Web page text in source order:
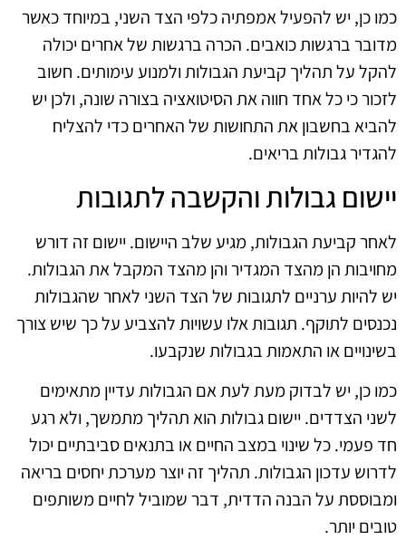
כמו כן, יש להפעיל אמפתיה כלפי הצד השני, במיוחד כאשר
מדובר ברגשות כואבים. הכרה ברגשות של אחרים יכולה
להקל על תהליך קביעת הגבולות ולמנוע עימותים. חשוב
לזכור כי כל אחד חווה את הסיטואציה בצורה שונה, ולכן יש
להביא בחשבון את התחושות של האחרים כדי להצליח
להגדיר גבולות בריאים.
יישום גבולות והקשבה לתגובות
לאחר קביעת הגבולות, מגיע שלב היישום. יישום זה דורש
מחויבות הן מהצד המגדיר והן מהצד המקבל את הגבולות.
יש להיות ערניים לתגובות של הצד השני לאחר שהגבולות
נכנסים לתוקף. תגובות אלו עשויות להצביע על כך שיש צורך
בשינויים או התאמות בגבולות שנקבעו.
כמו כן, יש לבדוק מעת לעת אם הגבולות עדיין מתאימים
לשני הצדדים. יישום גבולות הוא תהליך מתמשך, ולא רגע
חד פעמי. כל שינוי במצב החיים או בתנאים סביבתיים יכול
לדרוש עדכון הגבולות. תהליך זה יוצר מערכת יחסים בריאה
ומבוססת על הבנה הדדית, דבר שמוביל לחיים משותפים
טובים יותר.